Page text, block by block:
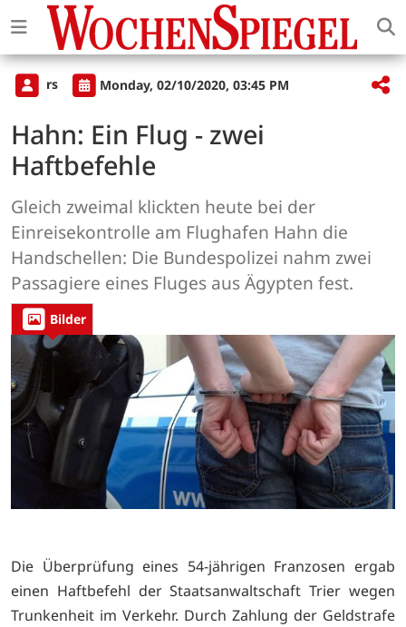
rs Monday, 02/10/2020, 03:45 PM
Hahn: Ein Flug - zwei
Haftbefehle
Gleich zweimal klickten heute bei der
Einreisekontrolle am Flughafen Hahn die
Handschellen: Die Bundespolizei nahm zwei
Passagiere eines Fluges aus Ägypten fest.
Bilder
Die Überprüfung eines 54-jährigen Franzosen ergab
einen Haftbefehl der Staatsanwaltschaft Trier wegen
Trunkenheit im Verkehr. Durch Zahlung der Geldstrafe